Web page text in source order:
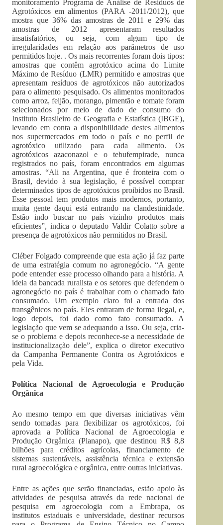
monitoramento Programa de Análise de Resíduos de
Agrotóxicos em alimentos (PARA -2011/2012), que
mostra que 36% das amostras de 2011 e 29% das
amostras de 2012 apresentaram resultados
insatisfatórios, ou seja, com algum tipo de
irregularidades em relação aos parâmetros de uso
permitidos hoje. . Os mais recorrentes foram dois tipos:
amostras que contêm agrotóxico acima do Limite
Máximo de Resíduo (LMR) permitido e amostras que
apresentam resíduos de agrotóxicos não autorizados
para o alimento pesquisado. Os alimentos monitorados
como arroz, feijão, morango, pimentão e tomate foram
selecionados por meio de dado de consumo do
Instituto Brasileiro de Geografia e Estatística (IBGE),
levando em conta a disponibilidade destes alimentos
nos supermercados em todo o país e no perfil de
agrotóxico utilizado para cada alimento. Os
agrotóxicos azaconazol e o tebufempirade, nunca
registrados no país, foram encontrados em algumas
amostras. “Ali na Argentina, que é fronteira com o
Brasil, devido à sua legislação, é possível comprar
determinados tipos de agrotóxicos proibidos no Brasil.
Esse pessoal tem produtos mais modernos, portanto,
muita gente daqui está entrando na clandestinidade.
Estão indo buscar no país vizinho produtos mais
eficientes”, indica o deputado Valdir Colatto sobre a
presença de agrotóxicos não permitidos no Brasil.
Cléber Folgado compreende que esta ação já faz parte
de uma estratégia comum no agronegócio. “A gente
pode entender esse processo olhando para a história. A
ideia da bancada ruralista e os setores que defendem o
agronegócio no país é trabalhar com o chamado fato
consumado. Um exemplo claro foi a entrada dos
transgênicos no país. Eles entraram de forma ilegal, e,
logo depois, foi dado como fato consumado. A
legislação que vem se adequando a isso. Ou seja, cria-
se o problema e depois reconhece-se a necessidade de
institucionalização dele”, explica o diretor executivo
da Campanha Permanente Contra os Agrotóxicos e
pela Vida.
Política Nacional de Agroecologia e Produção
Orgânica
Ao mesmo tempo em que diversas iniciativas vêm
sendo tomadas para flexibilizar os agrotóxicos, foi
aprovada a Política Nacional de Agroecologia e
Produção Orgânica (Planapo), que destinou R$ 8,8
bilhões para créditos agrícolas, financiamento de
sistemas sustentáveis, assistência técnica e extensão
rural agroecológica e orgânica, entre outras iniciativas.
Entre as ações que serão financiadas, estão apoio às
atividades de pesquisa através da rede nacional de
pesquisa em agroecologia com a Embrapa, os
institutos estaduais e universidade, destinar recursos